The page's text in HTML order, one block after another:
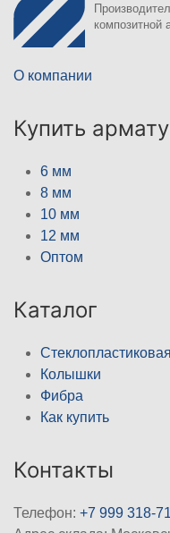
композитной
О компании
Купить
6 мм
8 мм
10 мм
12 мм
Оптом
Каталог
Колышки
Фибра
Как купить
Контакты
Телефон: +7 999 318-